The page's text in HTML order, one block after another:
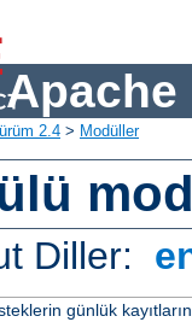
Apache
2.4 > Modüller
Diller:
günlük